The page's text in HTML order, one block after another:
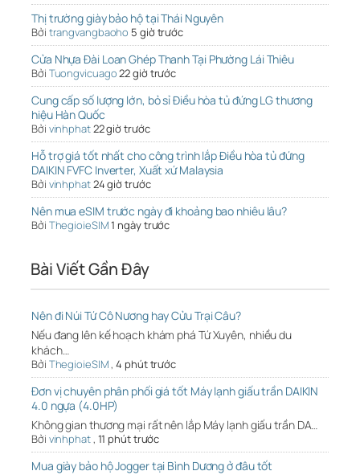
Thị trường giày bảo hộ tại Thái Nguyên
Bởi trangvangbaoho 5 giờ trước
Cửa Nhựa Đài Loan Ghép Thanh Tại Phường Lái Thiêu
Bởi Tuongvicuago22 giờ trước
Cung cấp số lượng lớn, bỏ sỉ Điều hòa tủ đứng LG thương
hiệu Hàn Quốc
Bởi vinhphat22 giờ trước
Hỗ trợ giá tốt nhất cho công trình lắp Điều hòa tủ đứng
DAIKIN FVFC Inverter, Xuất xứ Malaysia
Bởi vinhphat24 giờ trước
Nên mua eSIM trước ngày đi khoảng bao nhiêu lâu?
Bởi ThegioieSIM1 ngày trước
Bài Viết Gần Đây
Nên đi Núi Tứ Cô Nương hay Cửu Trại Câu?
Nếu đang lên kế hoạch khám phá Tứ Xuyên, nhiều du
khách…
Bởi ThegioieSIM,4 phút trước
Đơn vị chuyên phân phối giá tốt Máy lạnh giấu trần DAIKIN
4.0 ngựa (4.0HP)
Không gian thương mại rất nên lắp Máy lạnh giấu trần DA…
Bởi vinhphat, 11 phút trước
Mua giày bảo hộ Jogger tại Bình Dương ở đâu tốt